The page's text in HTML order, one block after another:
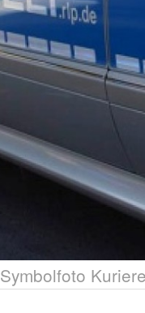
Symbolfoto